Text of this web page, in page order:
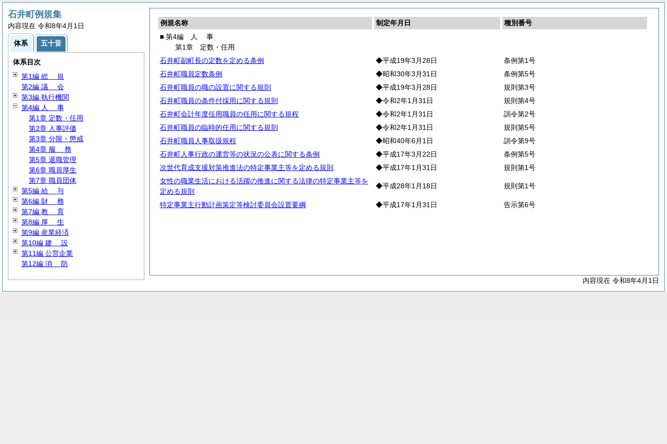
例規名称 制定年月日
種別番号
■ 第4編
人 事
第1章 定数・任用
石井町副町長の定数を定める条例
◆平成19年3月28日
条例第1号
石井町職員定数条例
◆昭和30年3月31日
条例第5号
石井町職員の職の設置に関する規則
◆平成19年3月28日
規則第3号
石井町職員の条件付採用に関する規則
◆令和2年1月31日
規則第4号
石井町会計年度任用職員の任用に関する規程
◆令和2年1月31日
訓令第2号
石井町職員の臨時的任用に関する規則
◆令和2年1月31日
規則第5号
石井町職員人事取扱規程
◆昭和40年6月1日
訓令第9号
石井町人事行政の運営等の状況の公表に関する条例
◆平成17年3月22日
条例第5号
次世代育成支援対策推進法の特定事業主等を定める規則
◆平成17年1月31日
規則第1号
女性の職業生活における活躍の推進に関する法律の特定事業主等を
定める規則
◆平成28年1月18日 規則第1号
特定事業主行動計画策定等検討委員会設置要綱 ◆平成17年1月31日 告示第6号
内容現在 令和8年4月1日
石井町例規集
内容現在 令和8年4月1日
体系 五十音
体系目次
第1編 総 規
第2編 議 会
第3編 執行機関
第4編 人 事
第1章 定数・任用
第2章 人事評価
第3章 分限・懲戒
第4章 服 務
第5章 退職管理
第6章 職員厚生
第7章 職員団体
第5編 給 与
第6編 財 務
第7編 教 育
第8編 厚 生
第9編 産業経済
第10編 建 設
第11編 公営企業
第12編 消 防